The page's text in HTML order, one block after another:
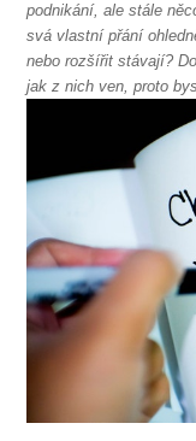
podnikání, ale stále
svá vlastní přání
nebo rozšířit stávají?
jak z nich ven, proto